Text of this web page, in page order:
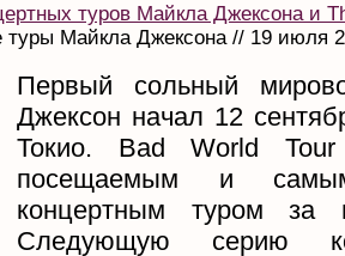
туров Майкла Джексона и
туры Майкла Джексона // 19 июля
Первый сольный
Джексон начал 12
Токио. Bad World
посещаемым и
концертным туром за
Следующую серию